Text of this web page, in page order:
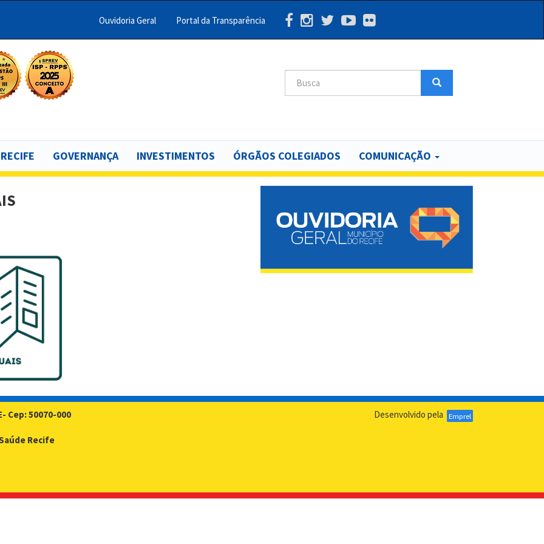
Menu
Ouvidoria Geral Portal da Transparência
Search
GOVERNANÇA INVESTIMENTOS ÓRGÃOS COLEGIADOS COMUNICAÇÃO
Cep: 50070-000
Recife
Desenvolvido pela Emprel